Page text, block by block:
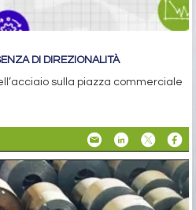
DI DIREZIONALITÀ
sulla piazza commerciale